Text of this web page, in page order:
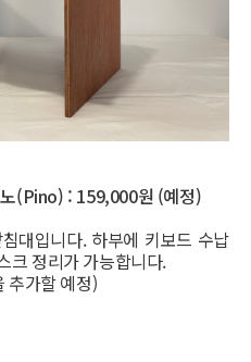
(Pino) : 159,000원 (예정)
대입니다. 하부에 키보드 수납
크 정리가 가능합니다.
추가할 예정)